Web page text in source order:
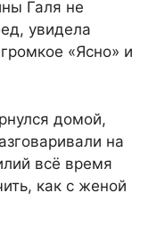
Галя не
увидела
«Ясно» и
домой,
на
всё время
как с женой